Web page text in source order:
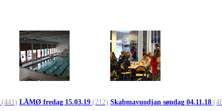
(441) LÅMØ fredag 15.03.19 (212) Skabmavuodjan søndag 04.11.18